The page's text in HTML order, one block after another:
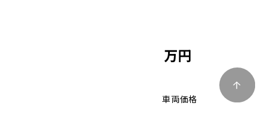
万円
車両価格